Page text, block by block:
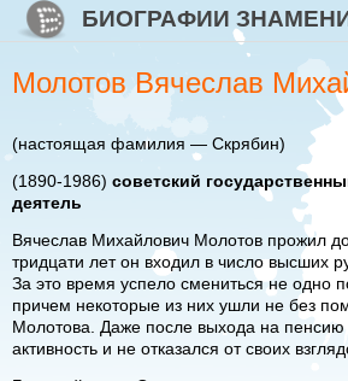
Перейти к основному содержанию
Skip to searchБИОГРАФИИ
Молотов Вячеслав
(настоящая фамилия — Скрябин)
(1890-1986) советский
деятель
Вячеслав Михайлович Молотов прожил
тридцати лет он входил в число высших
За это время успело смениться не одно
причем некоторые из них ушли не без
Молотова. Даже после выхода на пенсию
активность и не отказался от своих